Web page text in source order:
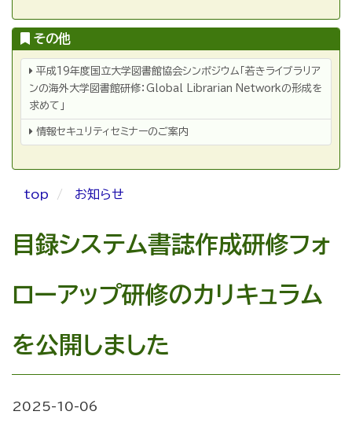
その他
の
他
平成19年度国立大学図書館協会シンポジウム「若きライブラリア
ンの海外大学図書館研修：Global Librarian Networkの形成を
求めて」
情報セキュリティセミナーのご案内
top お知らせ
目録システム書誌作成研修フォ
ローアップ研修のカリキュラム
を公開しました
2025-10-06